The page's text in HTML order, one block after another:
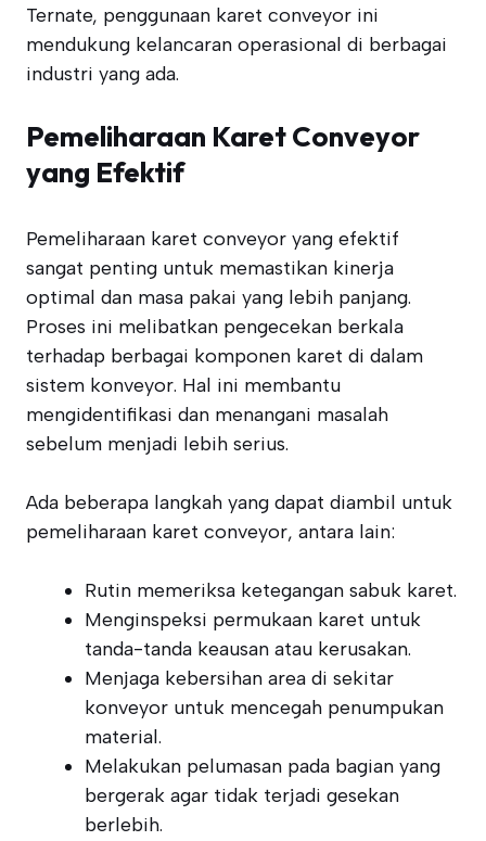
Ternate, penggunaan karet conveyor ini
mendukung kelancaran operasional di berbagai
industri yang ada.
Pemeliharaan Karet Conveyor
yang Efektif
Pemeliharaan karet conveyor yang efektif
sangat penting untuk memastikan kinerja
optimal dan masa pakai yang lebih panjang.
Proses ini melibatkan pengecekan berkala
terhadap berbagai komponen karet di dalam
sistem konveyor. Hal ini membantu
mengidentifikasi dan menangani masalah
sebelum menjadi lebih serius.
Ada beberapa langkah yang dapat diambil untuk
pemeliharaan karet conveyor, antara lain:
Rutin memeriksa ketegangan sabuk karet.
Menginspeksi permukaan karet untuk
tanda-tanda keausan atau kerusakan.
Menjaga kebersihan area di sekitar
konveyor untuk mencegah penumpukan
material.
Melakukan pelumasan pada bagian yang
bergerak agar tidak terjadi gesekan
berlebih.